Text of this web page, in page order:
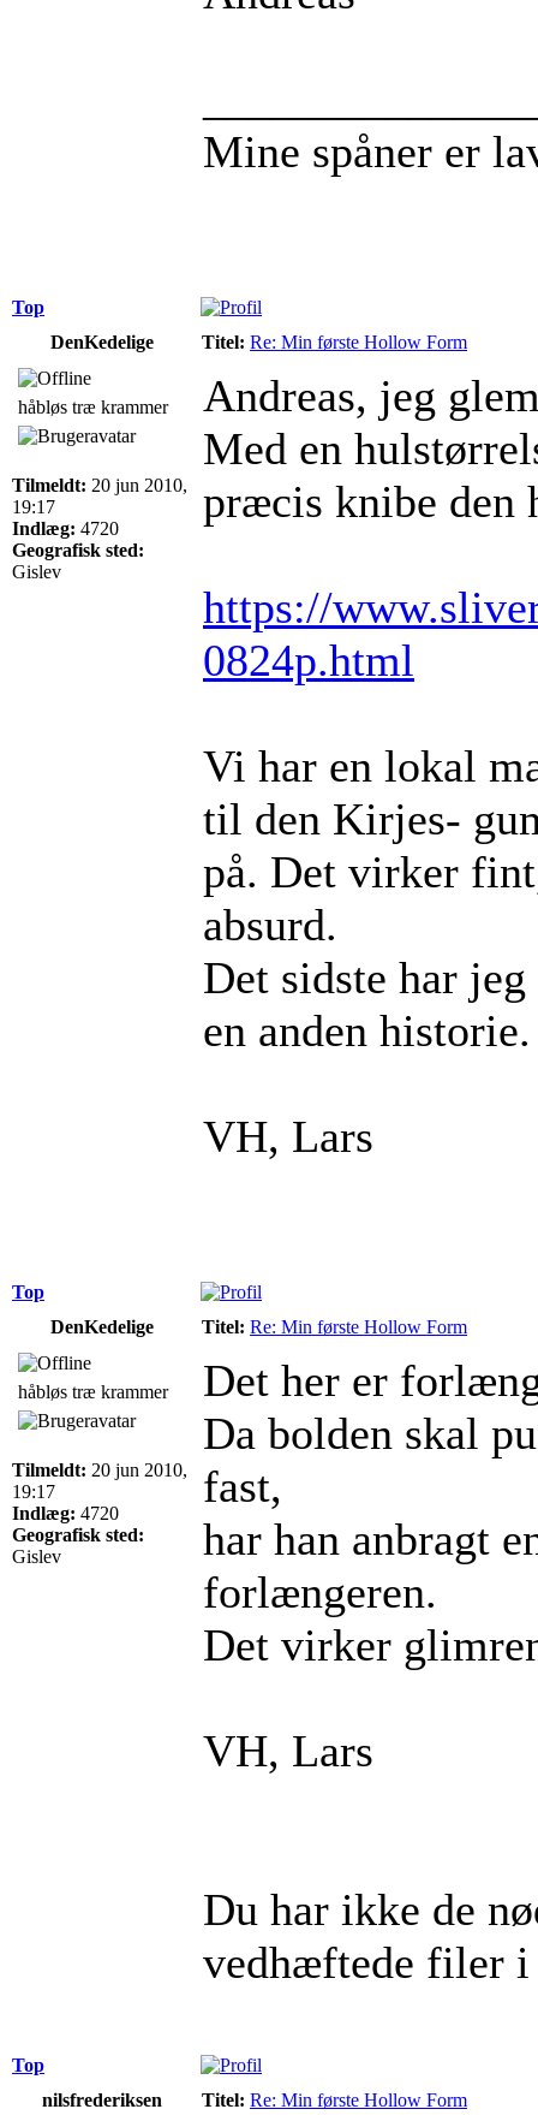
Mine spåner er
Top
DenKedelige
Titel: Re: Min første Hollow Form
håbløs træ krammer
Tilmeldt: 20 jun 2010,
19:17
Indlæg: 4720
Geografisk sted:
Gislev
Andreas, jeg
Med en
præcis knibe den
https://
0824p.html
Vi har en lokal
til den Kirjes-
på. Det virker
absurd.
Det sidste har
en anden historie.
VH, Lars
Top
DenKedelige
Titel: Re: Min første Hollow Form
håbløs træ krammer
Tilmeldt: 20 jun 2010,
19:17
Indlæg: 4720
Geografisk sted:
Gislev
Det her er
Da bolden skal
fast,
har han anbragt
forlængeren.
Det virker
VH, Lars
Du har ikke de
vedhæftede filer
Top
nilsfrederiksen
Titel: Re: Min første Hollow Form